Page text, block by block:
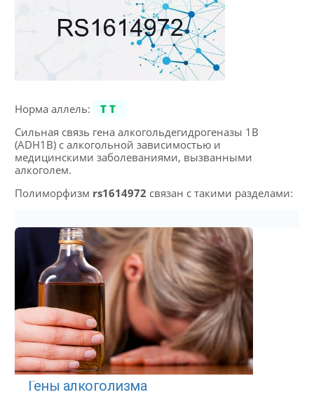
Норма аллель:
TT
Сильная связь гена алкогольдегидрогеназы 1B
(ADH1B) с алкогольной зависимостью и
медицинскими заболеваниями, вызванными
алкоголем.
Полиморфизм rs1614972 связан с такими разделами:
Гены алкоголизма